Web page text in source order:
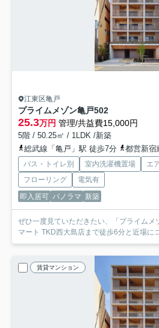
江東区亀戸
プライムメゾン亀戸502
25.3万円 管理/共益費15,000円
5階 / 50.25㎡ / 1LDK /新築
総武線「亀戸」駅 徒歩7分
都営新宿
バス・トイレ別 室内洗濯機置場 エ
フローリング
電気有
即入居可 パノラマ 新築
ぜひ一度見ていただきたい、「プライムメ
マート TKD西大島店まで徒歩6分と近場に
賃貸マンション